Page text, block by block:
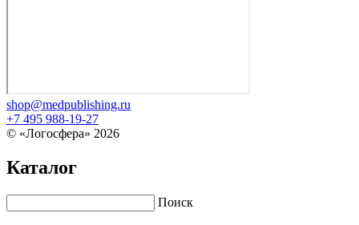
shop@medpublishing.ru
+7 495 988-19-27
© «Логосфера» 2026
Каталог
Поиск